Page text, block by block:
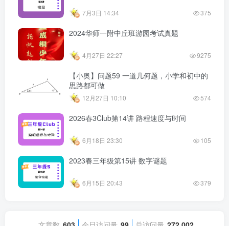
7月3日 14:34 375
2024华师一附中丘班游园考试真题
4月27日 22:27 9275
【小奥】问题59 一道几何题，小学和初中的
思路都可做
12月27日 10:10 574
2026春3Club第14讲 路程速度与时间
6月18日 23:30 105
2023春三年级第15讲 数字谜题
6月15日 20:43 379